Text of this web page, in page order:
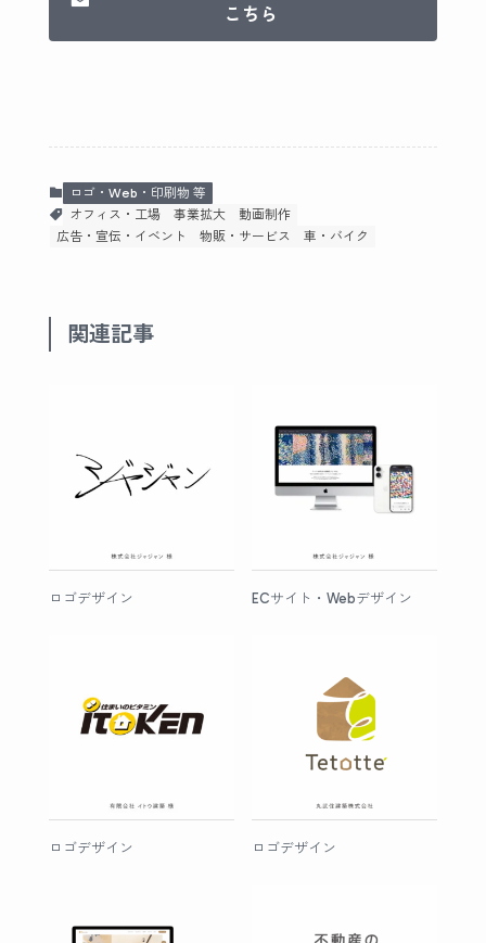
こちら
ロゴ・Web・印刷物 等
オフィス・工場
事業拡大
動画制作
広告・宣伝・イベント
物販・サービス 車・バイク
関連記事
ロゴデザイン ECサイト・Webデザイン
ロゴデザイン ロゴデザイン